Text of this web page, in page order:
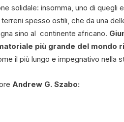
solidale: insomma, uno di quegli
spesso ostili, che da una
sino al continente africano.
più grande del mondo
il più lungo e impegnativo nella
Andrew G. Szabo: